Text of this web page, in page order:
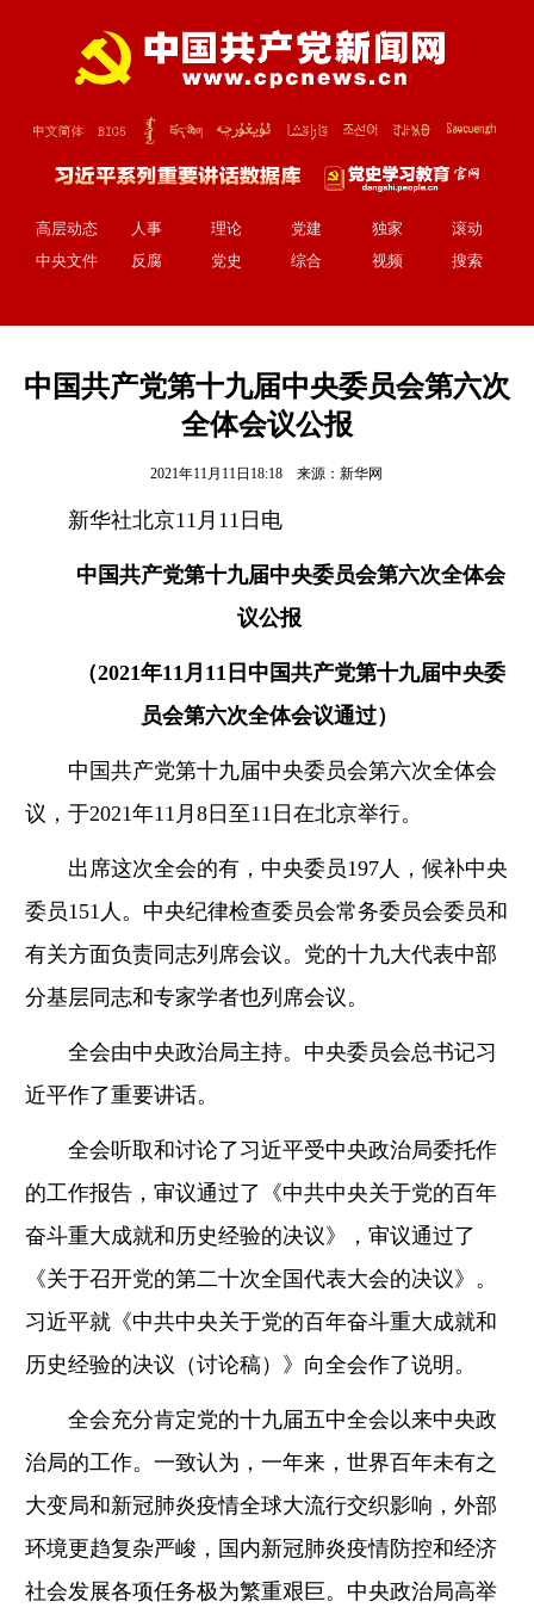
高层动态 人事 理论 党建 独家
滚动
中央文件
反腐 党史 综合 视频 搜索
中国共产党第十九届中央委员会第六次
全体会议公报
2021年11月11日18:18 来源：新华网
新华社北京11月11日电
中国共产党第十九届中央委员会第六次全体会
议公报
（2021年11月11日中国共产党第十九届中央委
员会第六次全体会议通过）
中国共产党第十九届中央委员会第六次全体会
议，于2021年11月8日至11日在北京举行。
出席这次全会的有，中央委员197人，候补中央
委员151人。中央纪律检查委员会常务委员会委员和
有关方面负责同志列席会议。党的十九大代表中部
分基层同志和专家学者也列席会议。
全会由中央政治局主持。中央委员会总书记习
近平作了重要讲话。
全会听取和讨论了习近平受中央政治局委托作
的工作报告，审议通过了《中共中央关于党的百年
奋斗重大成就和历史经验的决议》，审议通过了
《关于召开党的第二十次全国代表大会的决议》。
习近平就《中共中央关于党的百年奋斗重大成就和
历史经验的决议（讨论稿）》向全会作了说明。
全会充分肯定党的十九届五中全会以来中央政
治局的工作。一致认为，一年来，世界百年未有之
大变局和新冠肺炎疫情全球大流行交织影响，外部
环境更趋复杂严峻，国内新冠肺炎疫情防控和经济
社会发展各项任务极为繁重艰巨。中央政治局高举